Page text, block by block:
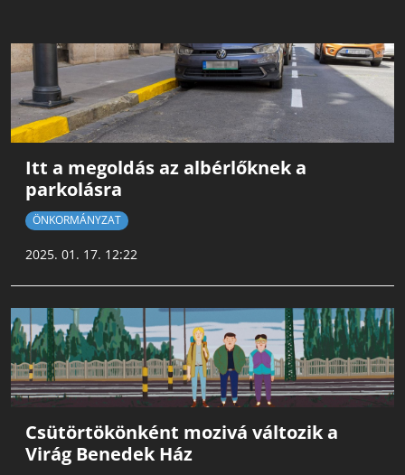
Itt a megoldás az albérlőknek a
parkolásra
ÖNKORMÁNYZAT
2025. 01. 17. 12:22
Csütörtökönként mozivá változik a
Virág Benedek Ház